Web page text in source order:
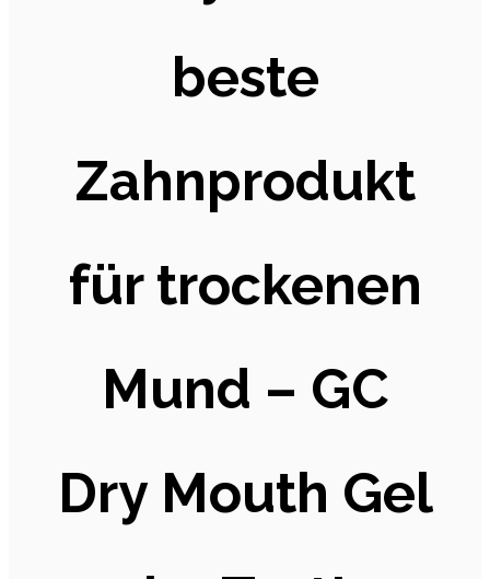
beste
Zahnprodukt
für trockenen
Mund – GC
Dry Mouth Gel